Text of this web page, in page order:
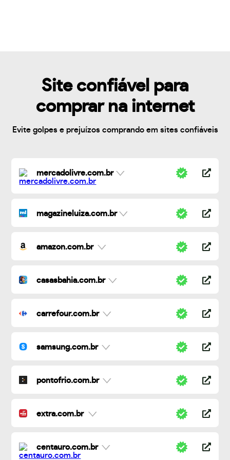
Site confiável para
comprar na internet
Evite golpes e prejuízos comprando em sites confiáveis
mercadolivre.com.br
magazineluiza.com.br
amazon.com.br
casasbahia.com.br
carrefour.com.br
samsung.com.br
pontofrio.com.br
extra.com.br
centauro.com.br